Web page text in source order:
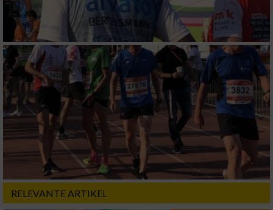
RELEVANTE ARTIKEL
Geräte anhand von aktiv angeforderten
Informationen identifizieren
Nicht-IAB-Verarbeitungszwecke:
Notwendig
Performance
Funktional
Werbung